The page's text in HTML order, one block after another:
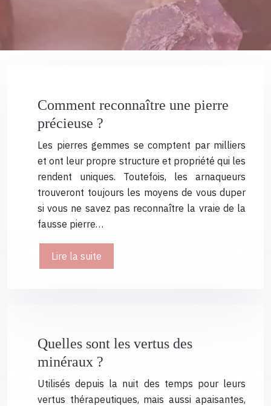
Comment reconnaître une pierre
précieuse ?
Les pierres gemmes se comptent par milliers
et ont leur propre structure et propriété qui les
rendent uniques. Toutefois, les arnaqueurs
trouveront toujours les moyens de vous duper
si vous ne savez pas reconnaître la vraie de la
fausse pierre…
Lire la suite
Quelles sont les vertus des
minéraux ?
Utilisés depuis la nuit des temps pour leurs
vertus thérapeutiques, mais aussi apaisantes,